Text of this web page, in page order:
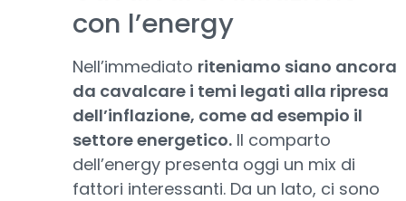
con l’energy
Nell’immediato riteniamo siano ancora
da cavalcare i temi legati alla ripresa
dell’inflazione, come ad esempio il
settore energetico. Il comparto
dell’energy presenta oggi un mix di
fattori interessanti. Da un lato, ci sono